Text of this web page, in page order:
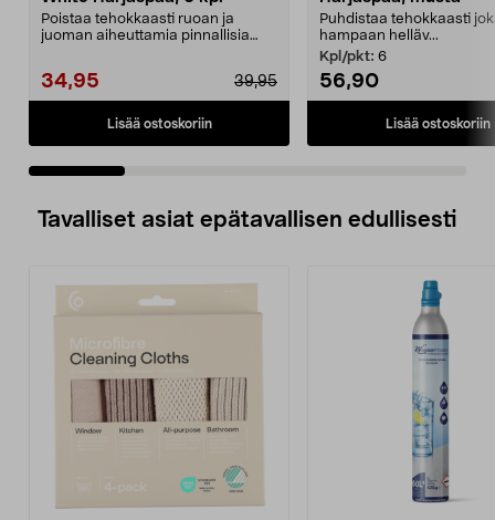
Poistaa tehokkaasti ruoan ja
juoman aiheuttamia pinnallisia
34,95 39,95
Lisää ostoskoriin
Puhdistaa tehokkaasti
hampaan helläv...
Kpl/pkt: 6
56,90
Lisää ostoskoriin
Tavalliset asiat epätavallisen edullisesti